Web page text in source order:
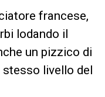
francese,
lodando il
un pizzico di
livello del